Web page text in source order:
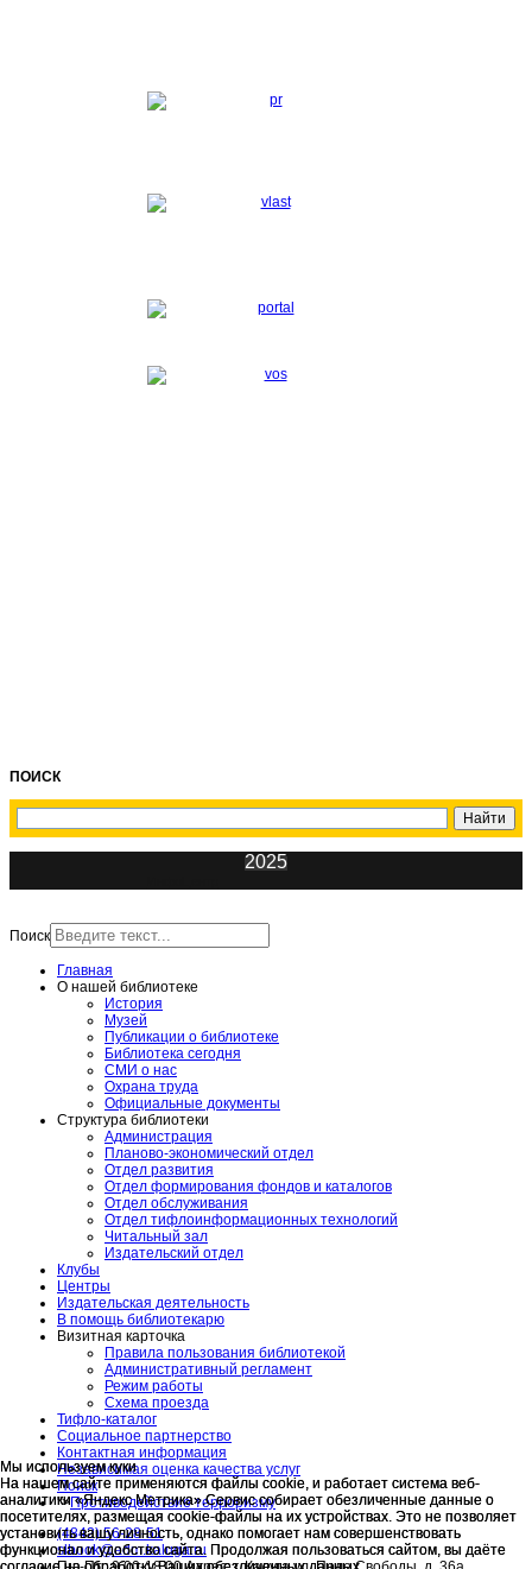
Мы используем куки
На нашем сайте применяются файлы cookie, и работает система веб-
аналитики «Яндекс Метрика».Сервис собирает обезличенные данные о
посетителях, размещая cookie-файлы на их устройствах. Это не позволяет
установить вашу личность, однако помогает нам совершенствовать
функционал и удобство сайта. Продолжая пользоваться сайтом, вы даёте
ПОИСК
2025
Поиск
Главная
О нашей библиотеке
История
Музей
Публикации о библиотеке
Библиотека сегодня
СМИ о нас
Охрана труда
Официальные документы
Структура библиотеки
Администрация
Планово-экономический отдел
Отдел развития
Отдел формирования фондов и каталогов
Отдел обслуживания
Отдел тифлоинформационных технологий
Читальный зал
Издательский отдел
Клубы
Центры
Издательская деятельность
В помощь библиотекарю
Визитная карточка
Правила пользования библиотекой
Административный регламент
Режим работы
Схема проезда
Тифло-каталог
Социальное партнерство
Контактная информация
Независимая оценка качества услуг
Поиск
">Противодействие терроризму
(4842) 56-28-51
slbook@adm.kaluga.ru
Мы используем куки
На нашем сайте применяются файлы cookie, и работает система веб-
аналитики «Яндекс Метрика».Сервис собирает обезличенные данные о
посетителях, размещая cookie-файлы на их устройствах. Это не позволяет
установить вашу личность, однако помогает нам совершенствовать
функционал и удобство сайта. Продолжая пользоваться сайтом, вы даёте